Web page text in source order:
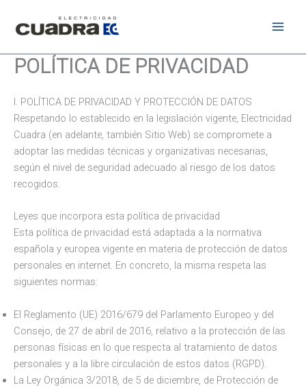
POLÍTICA DE PRIVACIDAD
I. POLÍTICA DE PRIVACIDAD Y PROTECCIÓN DE DATOS
Respetando lo establecido en la legislación vigente, Electricidad
Cuadra (en adelante, también Sitio Web) se compromete a
adoptar las medidas técnicas y organizativas necesarias,
según el nivel de seguridad adecuado al riesgo de los datos
recogidos.
Leyes que incorpora esta política de privacidad
Esta política de privacidad está adaptada a la normativa
española y europea vigente en materia de protección de datos
personales en internet. En concreto, la misma respeta las
siguientes normas:
El Reglamento (UE) 2016/679 del Parlamento Europeo y del
Consejo, de 27 de abril de 2016, relativo a la protección de las
personas físicas en lo que respecta al tratamiento de datos
personales y a la libre circulación de estos datos (RGPD).
La Ley Orgánica 3/2018, de 5 de diciembre, de Protección de